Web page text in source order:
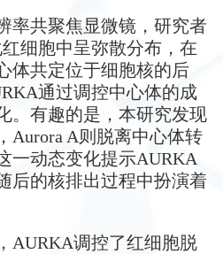
率共聚焦显微镜，研究者
细胞中呈弥散分布，在
体共定位于细胞核的后
通过调控中心体的成
。有趣的是，本研究发现
Aurora A则脱离中心体转
一动态变化提示AURKA
后的核排出过程中扮演着
AURKA调控了红细胞脱